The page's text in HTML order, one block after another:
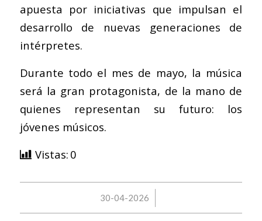
apuesta por iniciativas que impulsan el
desarrollo de nuevas generaciones de
intérpretes.
Durante todo el mes de mayo, la música
será la gran protagonista, de la mano de
quienes representan su futuro: los
jóvenes músicos.
Vistas: 0
30-04-2026
/